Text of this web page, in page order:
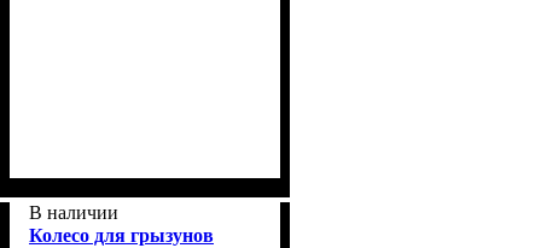
В наличии
Колесо для грызунов